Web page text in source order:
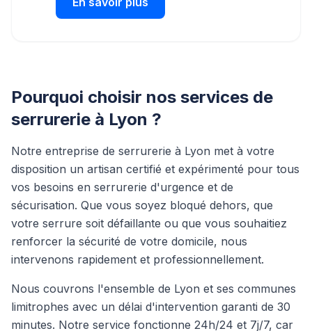
Pourquoi choisir nos services de
serrurerie à Lyon ?
Notre entreprise de serrurerie à Lyon met à votre
disposition un artisan certifié et expérimenté pour tous
vos besoins en serrurerie d'urgence et de
sécurisation. Que vous soyez bloqué dehors, que
votre serrure soit défaillante ou que vous souhaitiez
renforcer la sécurité de votre domicile, nous
intervenons rapidement et professionnellement.
Nous couvrons l'ensemble de Lyon et ses communes
limitrophes avec un délai d'intervention garanti de 30
minutes. Notre service fonctionne 24h/24 et 7j/7, car